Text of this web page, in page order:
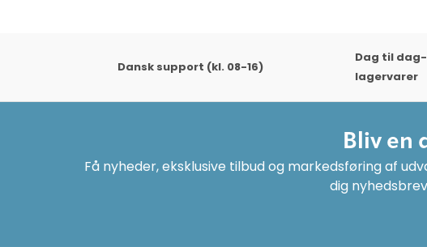
Dansk support (kl. 08-16)
Dag til
lagervarer
Bliv en
Få nyheder, eksklusive tilbud og markedsføring af
dig